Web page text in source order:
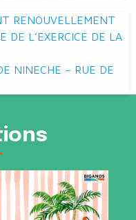
RENOUVELLEMENT
DE L’EXERCICE DE LA
NINECHE – RUE DE